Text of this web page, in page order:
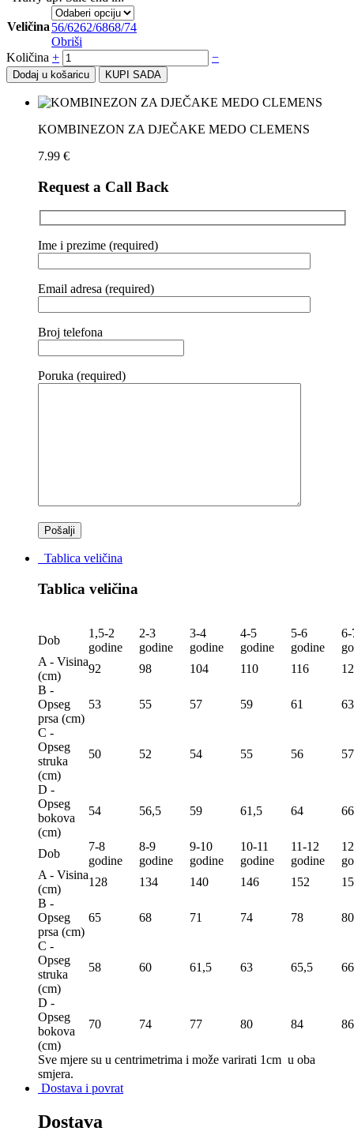
Veličina 56/6262/6868/74
Obriši
Količina + −
Dodaj u košaricu KUPI SADA
KOMBINEZON ZA DJEČAKE MEDO CLEMENS
7.99 €
Request a Call Back
Ime i prezime (required)
Email adresa (required)
Broj telefona
Poruka (required)
Tablica veličina
Tablica veličina
Dob
1,5-2
godine
2-3
godine
3-4
godine
4-5
godine
5-6
godine
6-
A - Visina
(сm)
92 98 104 110 116
B -
Opseg
prsa (сm)
53 55 57 59 61 63
C -
Opseg
struka
(сm)
50 52 54 55 56 57
D -
Opseg
bokova
(сm)
54 56,5 59 61,5 64 66
Dob
7-8
godine
8-9
godine
9-10
godine
10-11
godine
11-12
godine
A - Visina
(сm)
128 134 140 146 152
B -
Opseg
prsa (сm)
65 68 71 74 78 80
C -
Opseg
struka
(сm)
58 60 61,5 63 65,5
D -
Opseg
bokova
(сm)
70 74 77 80 84 86
Sve mjere su u centrimetrima i može varirati 1cm u oba
smjera.
Dostava i povrat
Dostava